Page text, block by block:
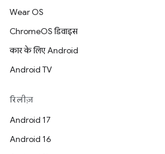
Wear OS
ChromeOS डिवाइस
कार के लिए Android
Android TV
रिलीज़
Android 17
Android 16